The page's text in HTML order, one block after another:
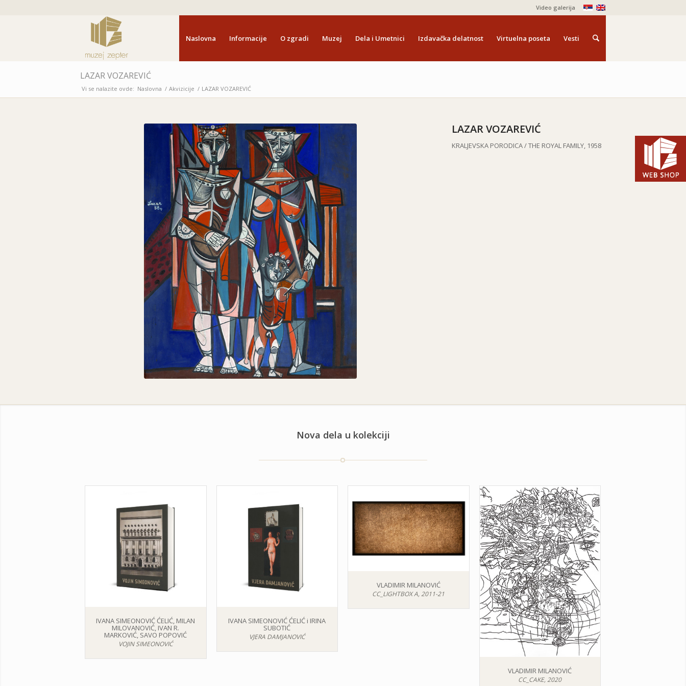
Video galerija
Naslovna Informacije O zgradi Muzej Dela i Umetnici Izdavačka delatnost Virtuelna poseta Vesti
LAZAR VOZAREVIĆ
Vi se nalazite ovde: Naslovna / Akvizicije / LAZAR VOZAREVIĆ
LAZAR VOZAREVIĆ
KRALJEVSKA PORODICA /THE ROYAL FAMILY, 1958
Nova dela u kolekciji
IVANA SIMEONOVIĆ ĆELIĆ, MILAN
MILOVANOVIĆ, IVAN R.
MARKOVIĆ, SAVO POPOVIĆ
VOJIN SIMEONOVIĆ
IVANA SIMEONOVIĆ ĆELIĆ i IRINA
SUBOTIĆ
VJERA DAMJANOVIĆ
VLADIMIR MILANOVIĆ
CC_LIGHTBOX A, 2011-21
VLADIMIR MILANOVIĆ
CC_CAKE, 2020